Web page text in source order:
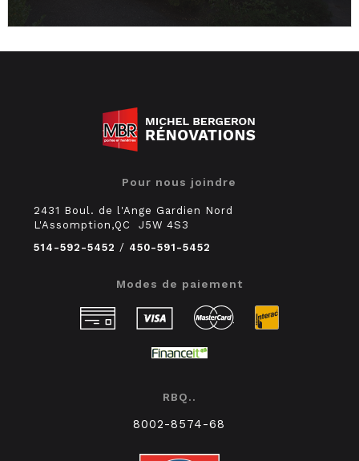
Pour nous joindre
2431 Boul. de l'Ange Gardien Nord
L'Assomption,QC J5W 4S3
514-592-5452 / 450-591-5452
Modes de paiement
RBQ..
8002-8574-68